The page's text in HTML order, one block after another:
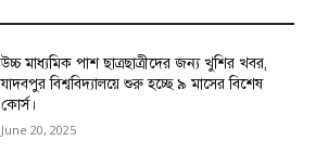
উচ্চ মাধ্যমিক পাশ ছাত্রছাত্রীদের জন্য খুশির খবর,
যাদবপুর বিশ্ববিদ্যালয়ে শুরু হচ্ছে ৯ মাসের বিশেষ
কোর্স।
June 20, 2025